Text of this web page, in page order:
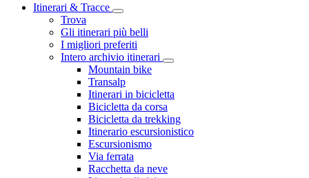
Itinerari & Tracce
Trova
Gli itinerari più belli
I migliori preferiti
Intero archivio itinerari
Mountain bike
Transalp
Itinerari in bicicletta
Bicicletta da corsa
Bicicletta da trekking
Itinerario escursionistico
Escursionismo
Via ferrata
Racchetta da neve